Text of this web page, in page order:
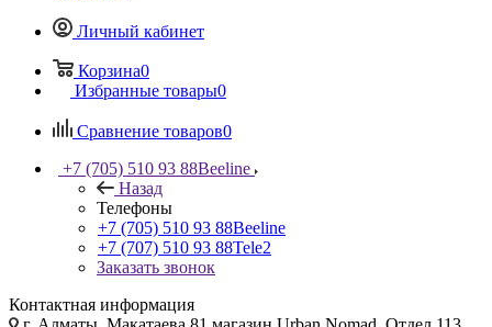
Личный кабинет
Корзина0
Избранные товары0
Сравнение товаров0
+7 (705) 510 93 88Beeline
Назад
Телефоны
+7 (705) 510 93 88Beeline
+7 (707) 510 93 88Tele2
Заказать звонок
Контактная информация